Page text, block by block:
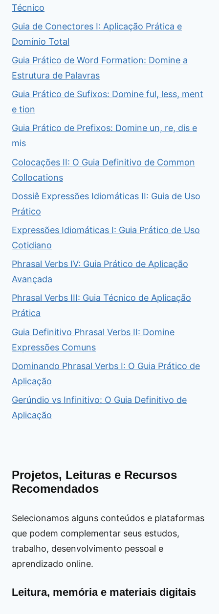
Técnico
Guia de Conectores I: Aplicação Prática e
Domínio Total
Guia Prático de Word Formation: Domine a
Estrutura de Palavras
Guia Prático de Sufixos: Domine ful, less, ment
e tion
Guia Prático de Prefixos: Domine un, re, dis e
mis
Colocações II: O Guia Definitivo de Common
Collocations
Dossiê Expressões Idiomáticas II: Guia de Uso
Prático
Expressões Idiomáticas I: Guia Prático de Uso
Cotidiano
Phrasal Verbs IV: Guia Prático de Aplicação
Avançada
Phrasal Verbs III: Guia Técnico de Aplicação
Prática
Guia Definitivo Phrasal Verbs II: Domine
Expressões Comuns
Dominando Phrasal Verbs I: O Guia Prático de
Aplicação
Gerúndio vs Infinitivo: O Guia Definitivo de
Aplicação
Projetos, Leituras e Recursos
Recomendados
Selecionamos alguns conteúdos e plataformas
que podem complementar seus estudos,
trabalho, desenvolvimento pessoal e
aprendizado online.
Leitura, memória e materiais digitais